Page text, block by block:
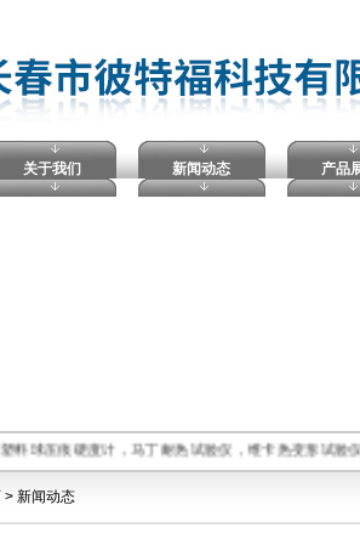
关于我们 新闻动态 产品
料球压痕硬度计，马丁耐热试验仪，维卡热变形试
> 新闻动态